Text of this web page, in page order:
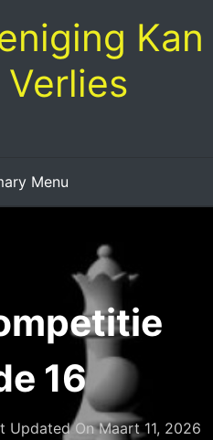
Kan
Menu
16
Updated OnMaart 11, 2026